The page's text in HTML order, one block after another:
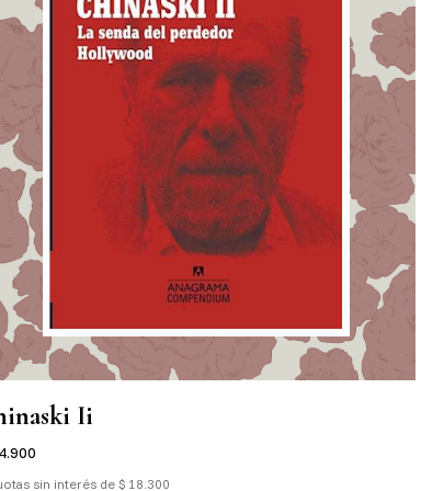
Ii
sin interés de $ 18.300